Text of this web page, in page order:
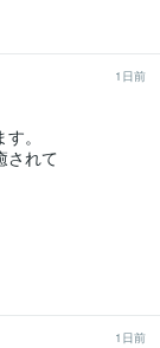
1日前
。
されて
1日前